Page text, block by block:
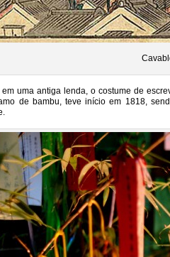
em uma antiga lenda, o costume de
de bambu, teve início em 1818,